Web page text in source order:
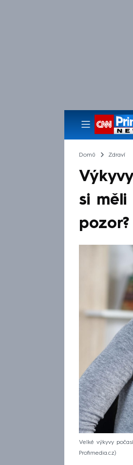
Domů Zdraví
si měli
pozor?
Velké výkyvy
Profimedia.cz